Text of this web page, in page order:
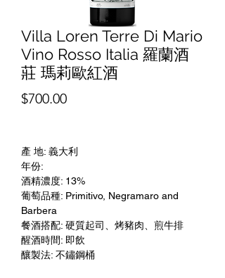
Villa Loren Terre Di Mario
Vino Rosso Italia 羅蘭酒
莊 瑪莉歐紅酒
$700.00價
產 地: 義大利
年份:
酒精濃度: 13%
葡萄品種: Primitivo, Negramaro and
Barbera
餐酒搭配: 硬質起司、烤豬肉、煎牛排
醒酒時間: 即飲
釀製法: 不鏽鋼桶